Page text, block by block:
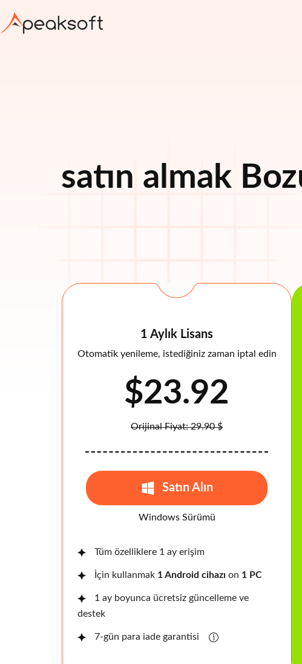
satın almak
1 Aylık Lisans
Otomatik yenileme, istediğiniz zaman iptal edin
$23.92
Orijinal Fiyat: 29.90 $
Satın Alın
Windows Sürümü
Tüm özelliklere 1 ay erişim
İçin kullanmak 1 Android cihazı on 1 PC
1 ay boyunca ücretsiz güncelleme ve
destek
7-gün para iade garantisi